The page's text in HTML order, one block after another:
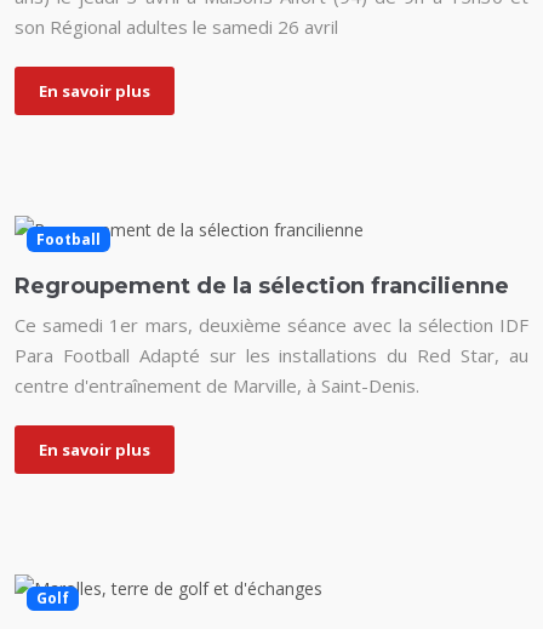
son Régional adultes le samedi 26 avril
En savoir plus
Football
Regroupement de la sélection francilienne
Ce samedi 1er mars, deuxième séance avec la sélection IDF
Para Football Adapté sur les installations du Red Star, au
centre d'entraînement de Marville, à Saint-Denis.
En savoir plus
Golf